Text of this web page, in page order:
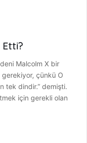
Etti?
Malcolm X bir
gerekiyor, çünkü O
tek dindir.” demişti.
için gerekli olan